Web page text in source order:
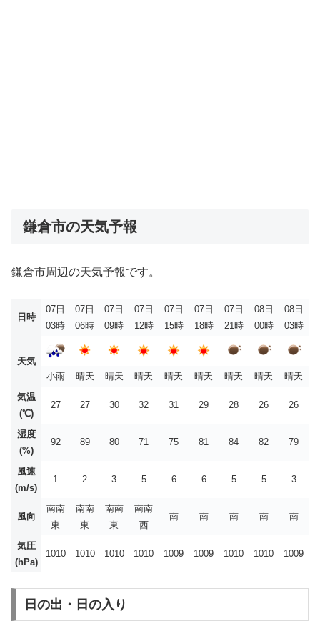
鎌倉市の天気予報
鎌倉市周辺の天気予報です。
日時
07日
03時
07日
06時
07日
09時
07日
12時
07日
15時
07日
18時
07日
21時
08日
00時
08日
03時
天気
小雨
晴天 晴天 晴天 晴天 晴天 晴天 晴天
晴天
気温
(℃)
27 27 30 32 31 29 28 26 26
湿度
(%)
92 89 80 71 75 81 84 82 79
風速
(m/s)
1 2 3 5 6 6 5 5 3
風向
南南
東
南南
東
南南
東
南南
西
南 南 南 南 南
気圧
(hPa)
1010 1010 1010 1010 1009 1009 1010 1010 1009
日の出・日の入り